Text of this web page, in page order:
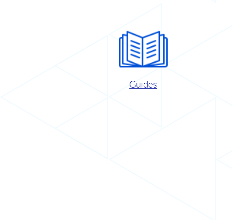
Guides